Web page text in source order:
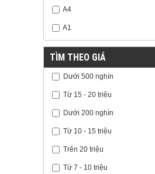
A4
A1
TÌM THEO GIÁ
Dưới 500 nghìn
Từ 15 - 20 triệu
Dưới 200 nghìn
Từ 10 - 15 triệu
Trên 20 triệu
Từ 7 - 10 triệu